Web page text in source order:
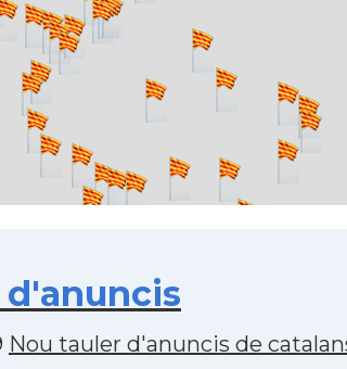
d'anuncis
Nou tauler d'anuncis de